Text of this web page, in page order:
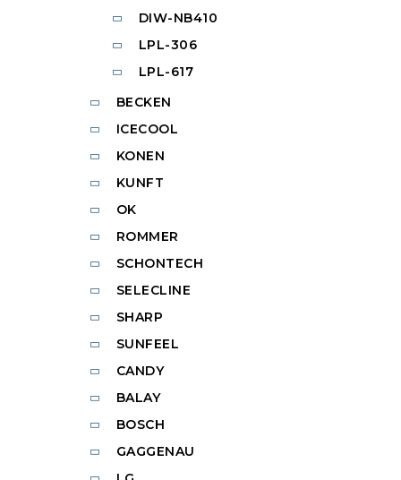
DIW-NB410
LPL-306
LPL-617
BECKEN
ICECOOL
KONEN
KUNFT
OK
ROMMER
SCHONTECH
SELECLINE
SHARP
SUNFEEL
CANDY
BALAY
BOSCH
GAGGENAU